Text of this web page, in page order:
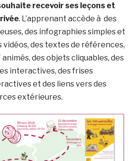
recevoir ses leçons et
. L’apprenant accède à des
des infographies simples et
vidéos, des textes de références,
animés, des objets cliquables, des
interactives, des frises
et des liens vers des
extérieures.